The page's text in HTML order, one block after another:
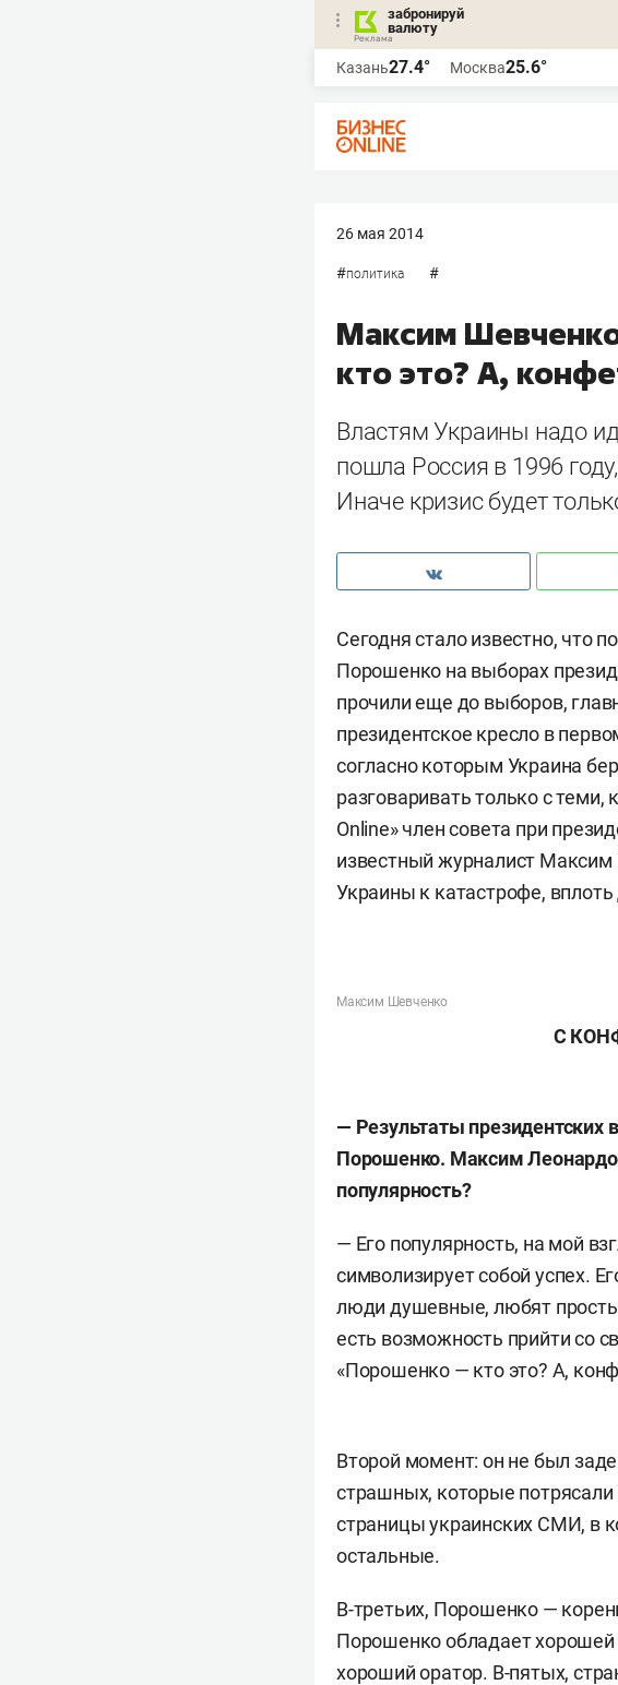
забронируй
валюту
Казань27.4° Москва25.6°
26 мая 2014
#политика #
Максим
кто это? А,
Властям Украины надо
пошла Россия в 1996
Иначе кризис будет
Сегодня стало известно, что
Порошенко на выборах
прочили еще до выборов,
президентское кресло в
согласно которым Украина
разговаривать только с
Online» член совета при
известный журналист Максим
Украины к катастрофе,
Максим Шевченко
С
— Результаты
Порошенко. Максим
популярность?
— Его популярность, на мой
символизирует собой успех.
люди душевные, любят
есть возможность прийти со
«Порошенко — кто это? А,
Второй момент: он не был
страшных, которые
страницы украинских СМИ, в
остальные.
В-третьих, Порошенко —
Порошенко обладает хорошей
хороший оратор. В-пятых,